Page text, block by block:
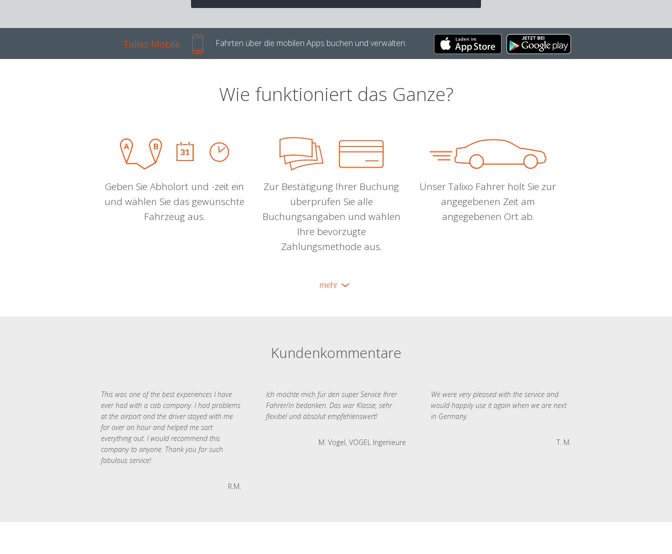
Talixo Mobile Fahrten über die mobilen Apps buchen und verwalten.
Wie funktioniert das Ganze?
Geben Sie Abholort und -zeit ein
und wählen Sie das gewünschte
Fahrzeug aus.
Zur Bestätigung Ihrer Buchung
überprüfen Sie alle
Buchungsangaben und wählen
Ihre bevorzugte
Zahlungsmethode aus.
Unser Talixo Fahrer holt Sie zur
angegebenen Zeit am
angegebenen Ort ab.
mehr
Kundenkommentare
This was one of the best experiences I have
ever had with a cab company. I had problems
at the airport and the driver stayed with me
for over an hour and helped me sort
everything out. I would recommend this
company to anyone. Thank you for such
fabulous service!
R.M.
Ich möchte mich für den super Service Ihrer
Fahrer/in bedanken. Das war Klasse, sehr
flexibel und absolut empfehlenswert!
M. Vogel, VOGEL Ingenieure
We were very pleased with the service and
would happily use it again when we are next
in Germany.
T. M.